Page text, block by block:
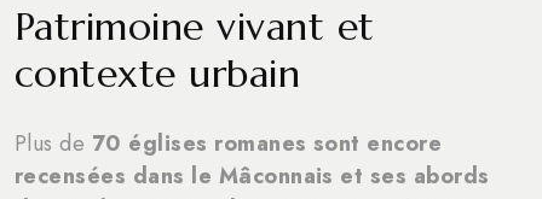
Patrimoine vivant et
contexte urbain
Plus de 70 églises romanes sont encore
recensées dans le Mâconnais et ses abords